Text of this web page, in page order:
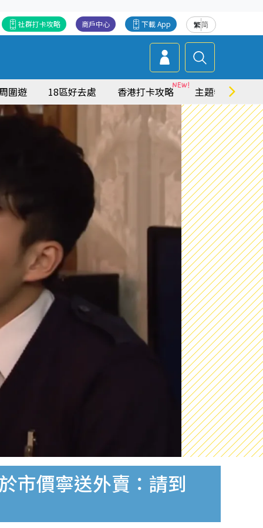
繁简
下載 App
商戶中心
社群打卡攻略
圍遊 18區好去處 香港打卡攻略 主題特集
市價寧送外賣：請到